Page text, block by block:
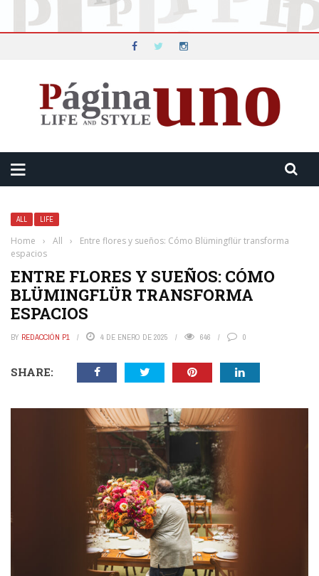
ALL LIFE
Home › All ›
Entre flores y sueños: Cómo Blümingflür transforma
espacios
ENTRE FLORES Y SUEÑOS: CÓMO
BLÜMINGFLÜR TRANSFORMA
ESPACIOS
BY REDACCIÓN P1 4 DE ENERO DE 2025 646 0
SHARE: